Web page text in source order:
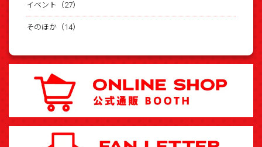
イベント（27）
そのほか（14）